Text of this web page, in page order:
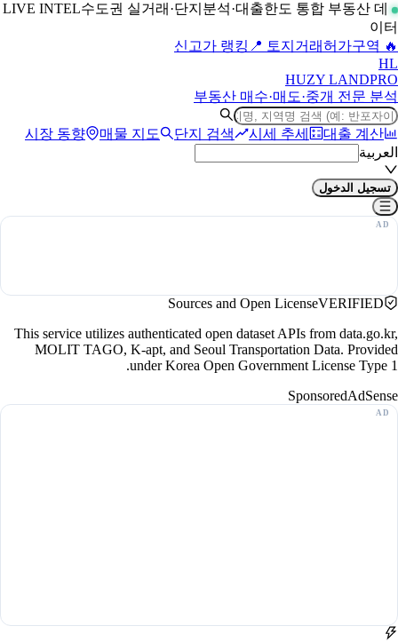
LIVE INTEL
수도권 실거래·단지분석·대출한도 통합 부동산 데
이터
🔥 신고가 랭킹
📍 토지거래허가구역
HL
HUZY LANDPRO
부동산 매수·매도·중개 전문 분석
시장 동향 매물 지도 단지 검색 시세 추세
대출 계산
العربية
تسجيل الدخول
Sources and Open LicenseVERIFIED
This service utilizes authenticated open dataset APIs from data.go.kr,
MOLIT TAGO, K-apt, and Seoul Transportation Data. Provided
under Korea Open Government License Type 1.
SponsoredAdSense